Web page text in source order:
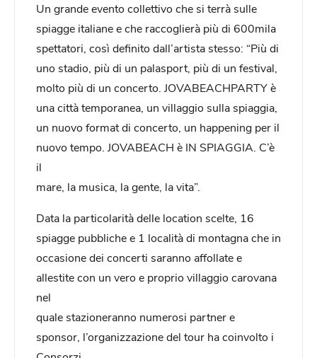
Un grande evento collettivo che si terrà sulle
spiagge italiane e che raccoglierà più di 600mila
spettatori, così definito dall’artista stesso: “Più di
uno stadio, più di un palasport, più di un festival,
molto più di un concerto. JOVABEACHPARTY è
una città temporanea, un villaggio sulla spiaggia,
un nuovo format di concerto, un happening per il
nuovo tempo. JOVABEACH è IN SPIAGGIA. C’è
il
mare, la musica, la gente, la vita”.
Data la particolarità delle location scelte, 16
spiagge pubbliche e 1 località di montagna che in
occasione dei concerti saranno affollate e
allestite con un vero e proprio villaggio carovana
nel
quale stazioneranno numerosi partner e
sponsor, l’organizzazione del tour ha coinvolto i